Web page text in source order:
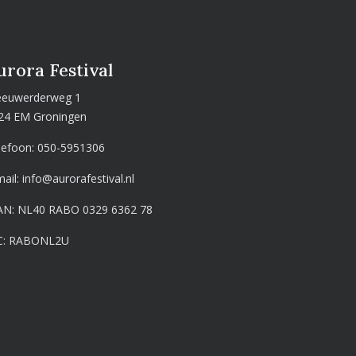
Festival
1
EM Groningen
050-5951306
info@aurorafestival.nl
NL40 RABO 0329 6362 78
RABONL2U